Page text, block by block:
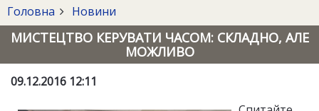
Головна Новини
МИСТЕЦТВО КЕРУВАТИ ЧАСОМ: СКЛАДНО, АЛЕ
МОЖЛИВО
09.12.2016 12:11